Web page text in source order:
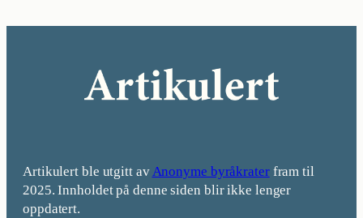
Artikulert ble utgitt avAnonyme byråkraterfram til
2025. Innholdet på denne siden blir ikke lenger
oppdatert.